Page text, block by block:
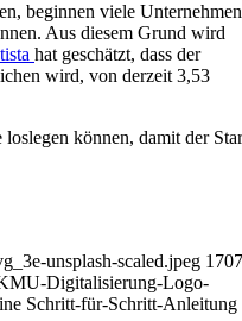
beginnen viele
Aus diesem Grund wird
hat geschätzt, dass der
wird, von derzeit 3,53
können, damit der
unsplash-scaled.jpeg 1707
Digitalisierung-Logo-
Schritt-für-Schritt-Anleitung